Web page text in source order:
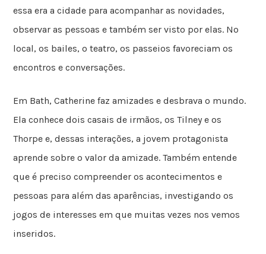
essa era a cidade para acompanhar as novidades,
observar as pessoas e também ser visto por elas. No
local, os bailes, o teatro, os passeios favoreciam os
encontros e conversações.
Em Bath, Catherine faz amizades e desbrava o mundo.
Ela conhece dois casais de irmãos, os Tilney e os
Thorpe e, dessas interações, a jovem protagonista
aprende sobre o valor da amizade. Também entende
que é preciso compreender os acontecimentos e
pessoas para além das aparências, investigando os
jogos de interesses em que muitas vezes nos vemos
inseridos.